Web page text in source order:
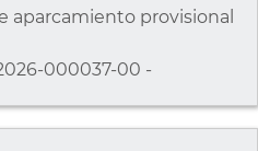
aparcamiento provisional
000037-00 -